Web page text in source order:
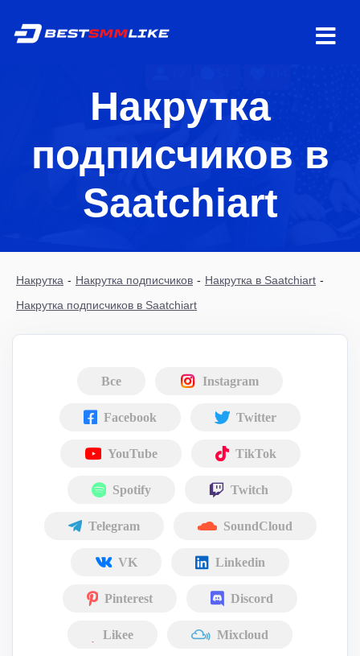
Накрутка
подписчиков в
Saatchiart
Накрутка - Накрутка подписчиков - Накрутка в Saatchiart -
Накрутка подписчиков в Saatchiart
Все Instagram
Facebook Twitter
YouTube TikTok
Spotify Twitch
Telegram SoundCloud
VK Linkedin
Pinterest Discord
Likee Mixcloud